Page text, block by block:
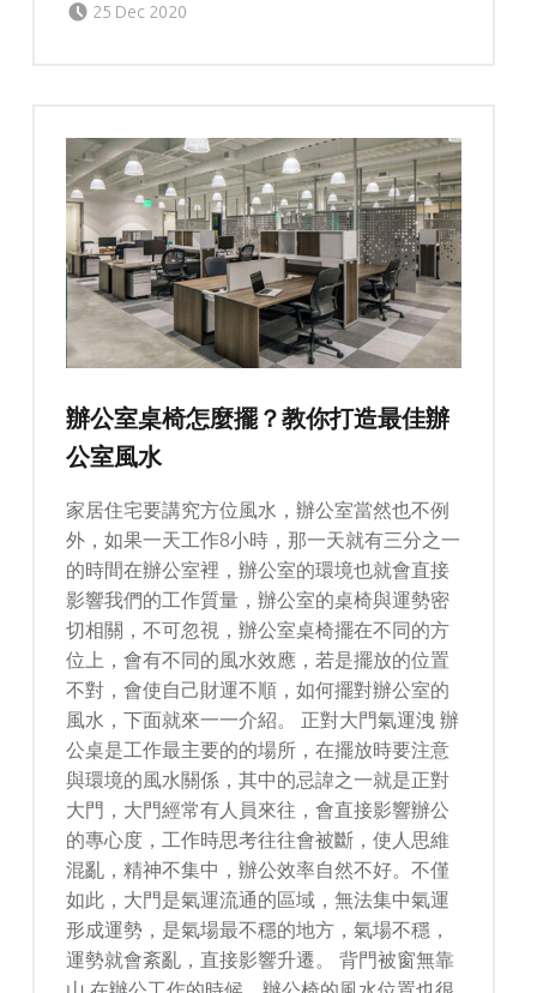
25 Dec 2020
辦公室桌椅怎麼擺？教你打造最佳辦
公室風水
家居住宅要講究方位風水，辦公室當然也不例
外，如果一天工作8小時，那一天就有三分之一
的時間在辦公室裡，辦公室的環境也就會直接
影響我們的工作質量，辦公室的桌椅與運勢密
切相關，不可忽視，辦公室桌椅擺在不同的方
位上，會有不同的風水效應，若是擺放的位置
不對，會使自己財運不順，如何擺對辦公室的
風水，下面就來一一介紹。 正對大門氣運洩 辦
公桌是工作最主要的的場所，在擺放時要注意
與環境的風水關係，其中的忌諱之一就是正對
大門，大門經常有人員來往，會直接影響辦公
的專心度，工作時思考往往會被斷，使人思維
混亂，精神不集中，辦公效率自然不好。不僅
如此，大門是氣運流通的區域，無法集中氣運
形成運勢，是氣場最不穩的地方，氣場不穩，
運勢就會紊亂，直接影響升遷。 背門被窗無靠